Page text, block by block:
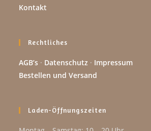
Kontakt
Rechtliches
AGB’s · Datenschutz · Impressum
Bestellen und Versand
Laden-Öffnungszeiten